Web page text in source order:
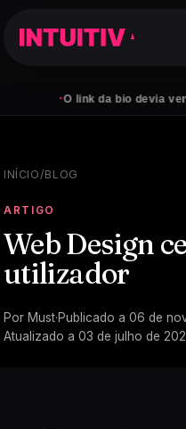
O link da bio devia vender por
INÍCIO/BLOG
ARTIGO
Web Design
utilizador
Por Must·Publicado a 06 de
Atualizado a 03 de julho de